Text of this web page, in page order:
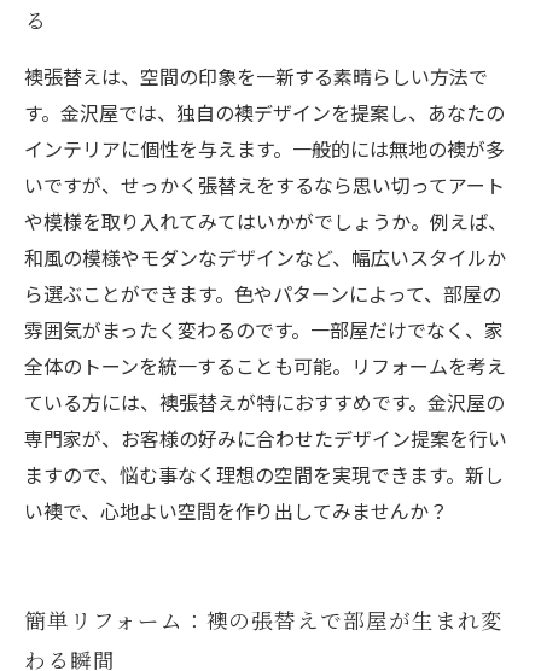
る
襖張替えは、空間の印象を一新する素晴らしい方法で
す。金沢屋では、独自の襖デザインを提案し、あなたの
インテリアに個性を与えます。一般的には無地の襖が多
いですが、せっかく張替えをするなら思い切ってアート
や模様を取り入れてみてはいかがでしょうか。例えば、
和風の模様やモダンなデザインなど、幅広いスタイルか
ら選ぶことができます。色やパターンによって、部屋の
雰囲気がまったく変わるのです。一部屋だけでなく、家
全体のトーンを統一することも可能。リフォームを考え
ている方には、襖張替えが特におすすめです。金沢屋の
専門家が、お客様の好みに合わせたデザイン提案を行い
ますので、悩む事なく理想の空間を実現できます。新し
い襖で、心地よい空間を作り出してみませんか？
簡単リフォーム：襖の張替えで部屋が生まれ変
わる瞬間